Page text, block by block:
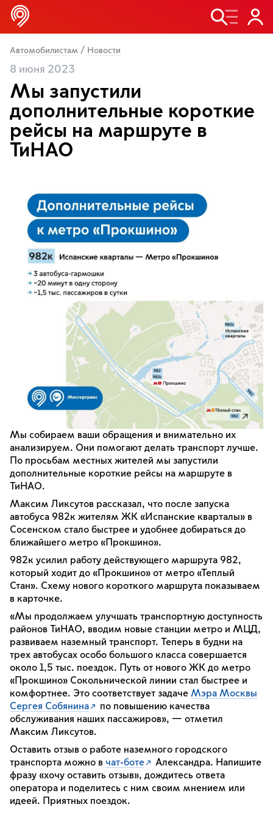
Автомобилистам / Новости
8 июня 2023
Мы запустили
дополнительные короткие
рейсы на маршруте в
ТиНАО
Мы собираем ваши обращения и внимательно их
анализируем. Они помогают делать транспорт лучше.
По просьбам местных жителей мы запустили
дополнительные короткие рейсы на маршруте в
ТиНАО.
Максим Ликсутов рассказал, что после запуска
автобуса 982к жителям ЖК «Испанские кварталы» в
Сосенском стало быстрее и удобнее добираться до
ближайшего метро «Прокшино».
982к усилил работу действующего маршрута 982,
который ходит до «Прокшино» от метро «Теплый
Стан». Схему нового короткого маршрута показываем
в карточке.
«Мы продолжаем улучшать транспортную доступность
районов ТиНАО, вводим новые станции метро и МЦД,
развиваем наземный транспорт. Теперь в будни на
трех автобусах особо большого класса совершается
около 1,5 тыс. поездок. Путь от нового ЖК до метро
«Прокшино» Сокольнической линии стал быстрее и
комфортнее. Это соответствует задаче Мэра Москвы
Сергея Собянина
по повышению качества
обслуживания наших пассажиров», — отметил
Максим Ликсутов.
Оставить отзыв о работе наземного городского
транспорта можно в чат-боте
Александра. Напишите
фразу «хочу оставить отзыв», дождитесь ответа
оператора и поделитесь с ним своим мнением или
идеей. Приятных поездок.